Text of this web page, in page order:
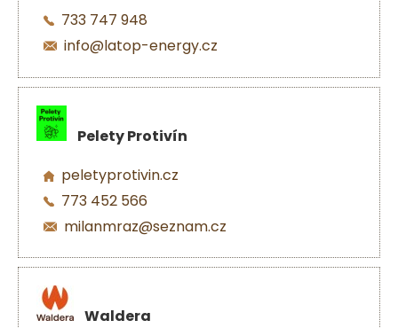
733 747 948
info@latop-energy.cz
Pelety Protivín
peletyprotivin.cz
773 452 566
milanmraz@seznam.cz
Waldera